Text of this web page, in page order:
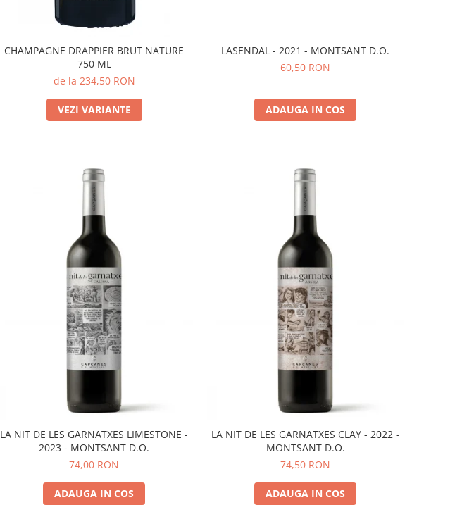
CHAMPAGNE DRAPPIER BRUT NATURE
750 ML
de la 234,50 RON
VEZI VARIANTE
LASENDAL - 2021 - MONTSANT D.O.
60,50 RON
ADAUGA IN COS
LA NIT DE LES GARNATXES LIMESTONE -
2023 - MONTSANT D.O.
74,00 RON
ADAUGA IN COS
LA NIT DE LES GARNATXES CLAY - 2022 -
MONTSANT D.O.
74,50 RON
ADAUGA IN COS